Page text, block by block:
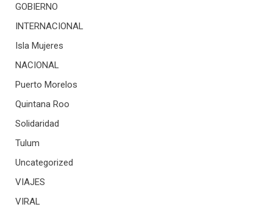
GOBIERNO
INTERNACIONAL
Isla Mujeres
NACIONAL
Puerto Morelos
Quintana Roo
Solidaridad
Tulum
Uncategorized
VIAJES
VIRAL